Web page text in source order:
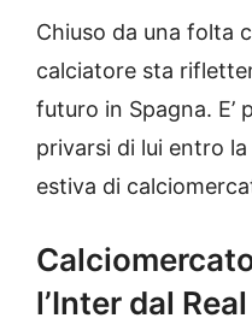
Chiuso da una folta
calciatore sta
futuro in Spagna. E’
privarsi di lui entro
estiva di
l’Inter dal